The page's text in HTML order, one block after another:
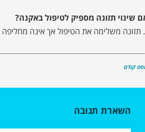
שינוי תזונה מספיק לטיפול באקנה?
תזונה משלימה את הטיפול אך אינה מחליפה
קודם
השארת תגובה